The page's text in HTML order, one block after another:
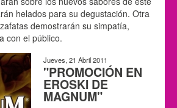
helados para su degustación. Otra
demostrarán su simpatía,
con el público.
Jueves, 21 Abril 2011
"PROMOCIÓN EN
EROSKI DE
MAGNUM"